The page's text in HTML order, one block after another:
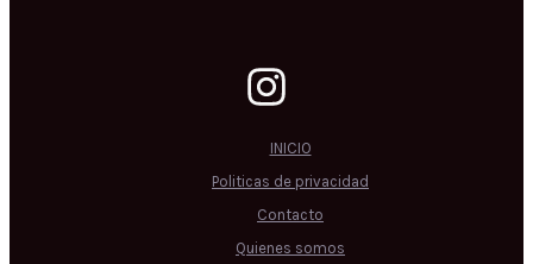
INICIO
Politicas de privacidad
Contacto
Quienes somos